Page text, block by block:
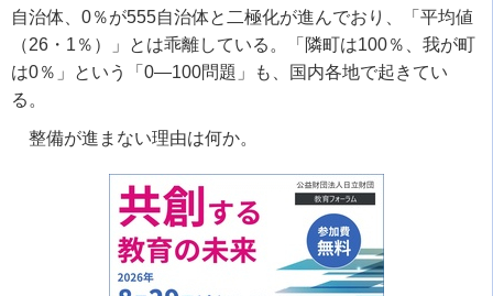
自治体、0％が555自治体と二極化が進んでおり、「平均値
（26・1％）」とは乖離している。「隣町は100％、我が町
は0％」という「0―100問題」も、国内各地で起きてい
る。
整備が進まない理由は何か。